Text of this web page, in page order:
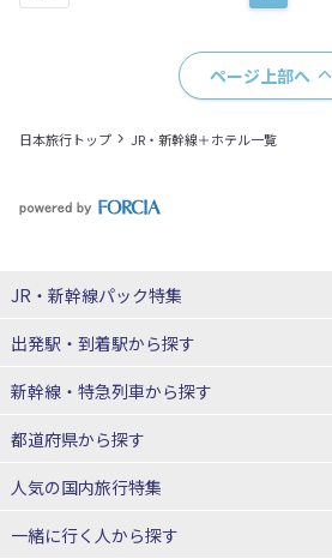
ページ上部へ
日本旅行トップ JR・新幹線＋ホテル一覧
JR・新幹線パック特集
JR・新幹線＋ホテルパック
出張パック
出発駅・到着駅から探す
秋田⇔東京 新幹線パック
仙台→東京 新幹線パック
富山⇔東京 新幹線パック
東京→仙台 新幹線パック
新幹線・特急列車から探す
北海道新幹線 旅行
山形新幹線 旅行
東海道新幹線 旅行
都道府県から探す
北海道旅行・ツアー
人気の国内旅行特集
東京ディズニーリゾート®への旅
ユニ
一緒に行く人から探す